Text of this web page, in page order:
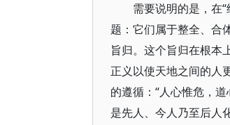
需要说明的是，在
题：它们属于整全、合
旨归。这个旨归在根本
正义以使天地之间的人
的遵循：“人心惟危，
是先人、今人乃至后人